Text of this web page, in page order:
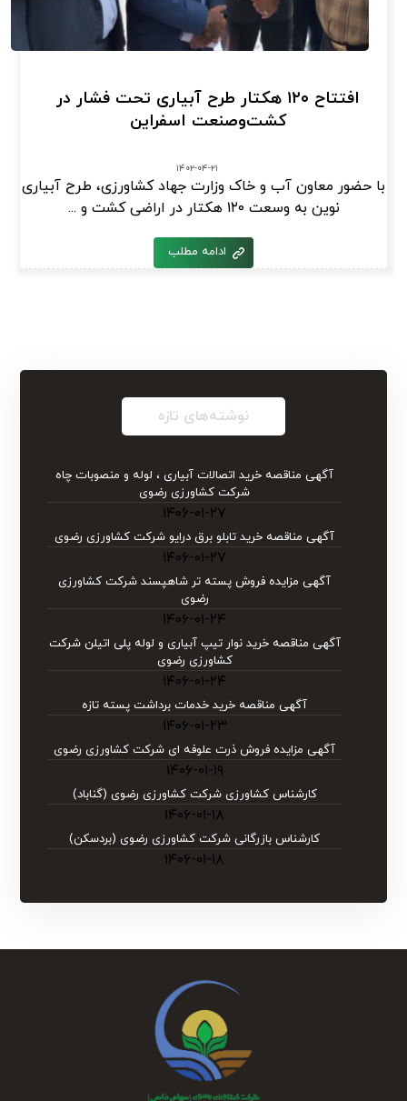
افتتاح ۱۲۰ هکتار طرح آبیاری تحت فشار در
کشت‌وصنعت اسفراین
۱۴۰۲-۰۴-۲۱
با حضور معاون آب و خاک وزارت جهاد کشاورزی، طرح آبیاری
نوین به وسعت ۱۲۰ هکتار در اراضی کشت و ...
ادامه مطلب
نوشته‌های تازه
آگهی مناقصه خرید اتصالات آبیاری ، لوله و منصوبات چاه
شرکت کشاورزی رضوی
۱۴۰۶-۰۱-۲۷
آگهی مناقصه خرید تابلو برق درایو شركت كشاورزی رضوی
۱۴۰۶-۰۱-۲۷
آگهی مزایده فروش پسته تر شاهپسند شرکت کشاورزی
رضوی
۱۴۰۶-۰۱-۲۴
آگهی مناقصه خرید نوار تیپ آبیاری و لوله پلی اتیلن شركت
كشاورزی رضوی
۱۴۰۶-۰۱-۲۴
آگهی مناقصه خرید خدمات برداشت پسته تازه
۱۴۰۶-۰۱-۲۳
آگهی مزایده فروش ذرت علوفه ای شرکت کشاورزی رضوی
۱۴۰۶-۰۱-۱۹
کارشناس کشاورزی شرکت کشاورزی رضوی (گناباد)
۱۴۰۶-۰۱-۱۸
کارشناس بازرگانی شرکت کشاورزی رضوی (بردسکن)
۱۴۰۶-۰۱-۱۸